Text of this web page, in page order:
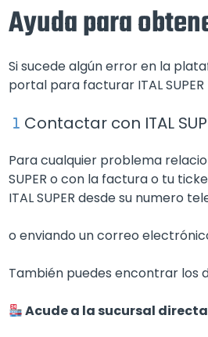
Ayuda para
Si sucede algún error en la
portal para facturar ITAL
Contactar con ITAL
Para cualquier problema
SUPER o con la factura o tu
ITAL SUPER desde su numero
o enviando un correo
También puedes encontrar los
Acude a la sucursal